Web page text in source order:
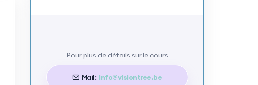
Pour plus de détails sur le cours
Mail: info@visiontree.be